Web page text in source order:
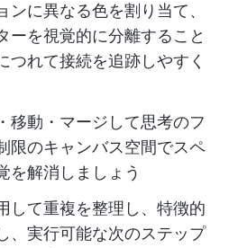
ンに異なる色を割り当て、
ーを視覚的に分離すること
つれて接続を追跡しやすく
移動・マージして思考のフ
限のキャンバス空間でスペ
を解消しましょう
して重複を整理し、特徴的
、実行可能な次のステップ